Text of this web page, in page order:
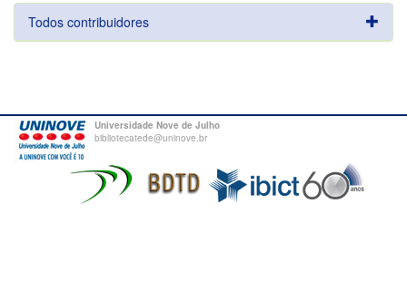
Todos contribuidores
Universidade Nove de Julho
bibliotecatede@uninove.br